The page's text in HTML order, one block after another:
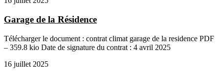
Garage de la Résidence
Télécharger le document : contrat climat garage de la residence PDF
– 359.8 kio Date de signature du contrat : 4 avril 2025
16 juillet 2025